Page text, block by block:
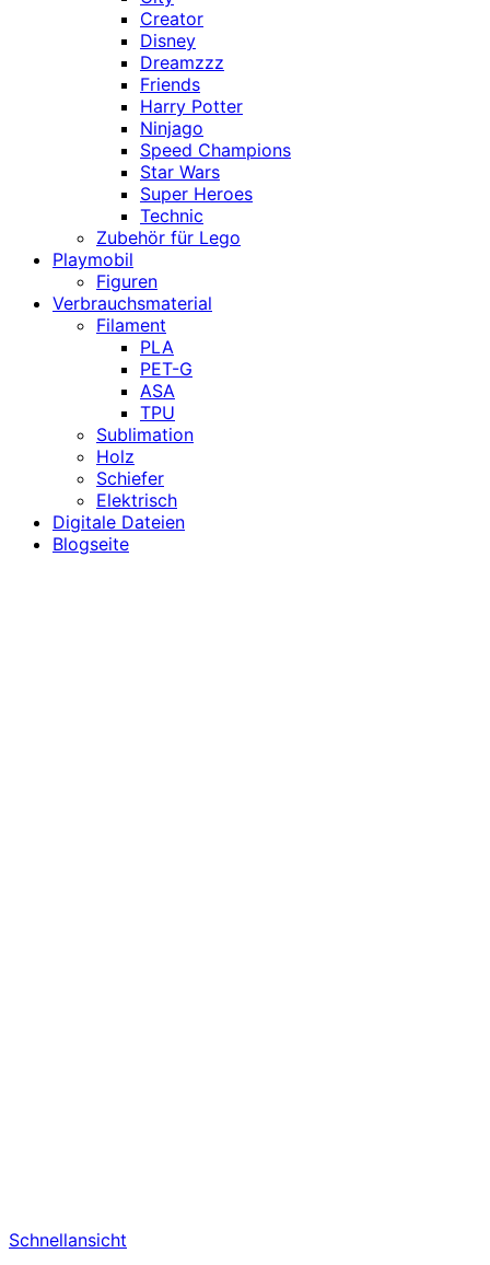
Creator
Disney
Dreamzzz
Friends
Harry Potter
Ninjago
Speed Champions
Star Wars
Super Heroes
Technic
Zubehör für Lego
Playmobil
Figuren
Verbrauchsmaterial
Filament
PLA
PET-G
ASA
TPU
Sublimation
Holz
Schiefer
Elektrisch
Digitale Dateien
Blogseite
Schnellansicht